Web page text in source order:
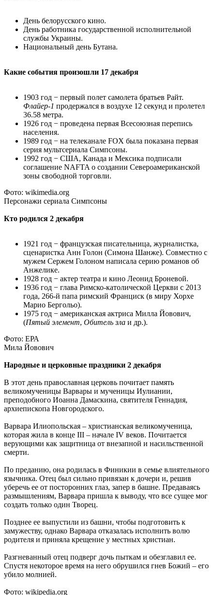
День белорусского кино.
День работника государственной исполнительной
службы Украины.
Национальный день Бутана.
Какие события произошли 17 декабря
1903 год − первый полет самолета братьев Райт.
Флайер-1 продержался в воздухе 12 секунд и пролетел
36.58 метра.
1926 год − проведена первая Всесоюзная перепись
населения.
1989 год − на телеканале FOX была показана первая
серия мультсериала Симпсоны.
1992 год − США, Канада и Мексика подписали
соглашение NAFTA о создании Североамериканской
зоны свободной торговли.
Фото: wikimedia.org
Персонажи сериала Симпсоны
Кто родился 2 декабря
1921 год − французская писательница, журналистка,
сценаристка Анн Голон (Симона Шанже). Совместно с
мужем Сержем Голоном написала серию романов об
Анжелике.
1928 год − актер театра и кино Леонид Броневой.
1936 год − глава Римско-католической Церкви с 2013
года, 266-й папа римский Франциск (в миру Хорхе
Марио Бергольо).
1975 год − американская актриса Милла Йовович,
(Пятый элемент, Обитель зла и др.).
Фото: ЕРА
Мила Йовович
Народные и церковные праздники 2 декабря
В этот день православная церковь почитает память
великомученицы Варвары и мученицы Иулиании,
преподобного Иоанна Дамаскина, святителя Геннадия,
архиепископа Новгородского.
Варвара Илиопольская – христианская великомученица,
которая жила в конце III – начале IV веков. Почитается
верующими как защитница от внезапной и насильственной
смерти.
По преданию, она родилась в Финикии в семье влиятельного
язычника. Отец был сильно привязан к дочери и, решив
уберечь ее от посторонних глаз, запер в башне. Предаваясь
размышлениям, Варвара пришла к выводу, что все сущее мог
создать только один Творец.
Позднее ее выпустили из башни, чтобы подготовить к
замужеству, однако Варвара отказалась исполнить волю
родителя и приняла крещение у местных христиан.
Разгневанный отец подверг дочь пыткам и обезглавил ее.
Спустя некоторое время на него обрушился гнев Божий – его
убило молнией.
Фото: wikipedia.org